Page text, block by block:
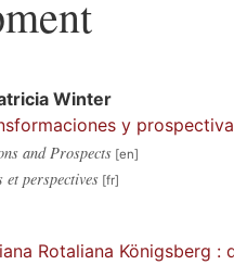
Winter
y
and Prospects
perspectives
Rotaliana Königsberg :